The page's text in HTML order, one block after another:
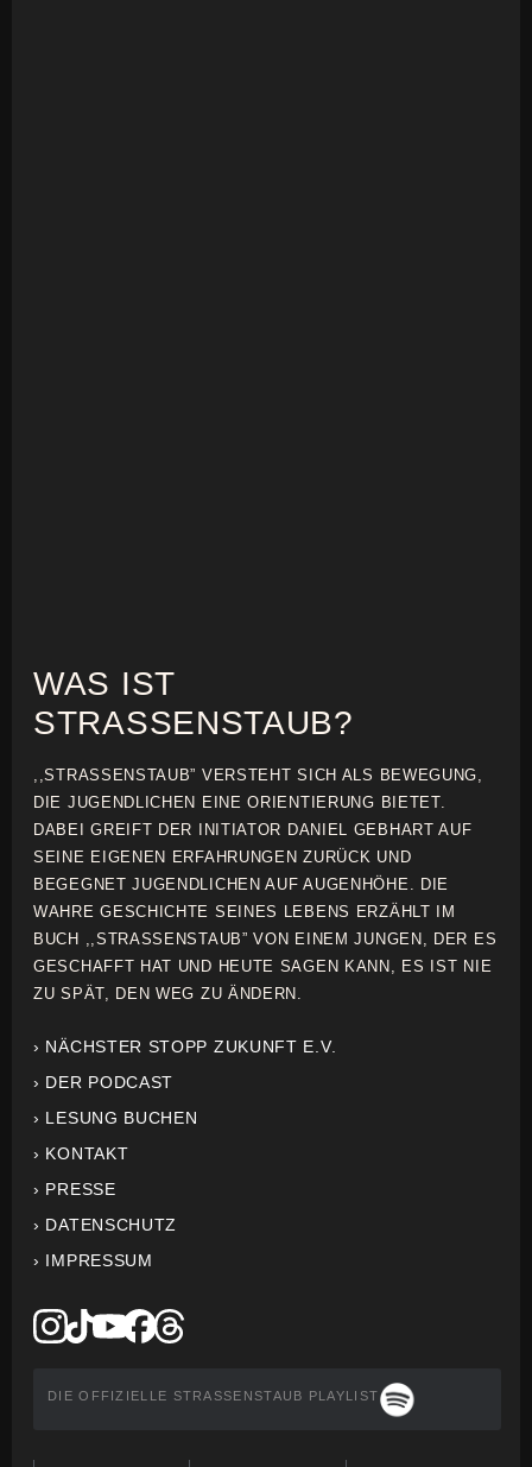
WAS IST
STRASSENSTAUB?
,,STRASSENSTAUB” VERSTEHT SICH ALS BEWEGUNG,
DIE JUGENDLICHEN EINE ORIENTIERUNG BIETET.
DABEI GREIFT DER INITIATOR DANIEL GEBHART AUF
SEINE EIGENEN ERFAHRUNGEN ZURÜCK UND
BEGEGNET JUGENDLICHEN AUF AUGENHÖHE. DIE
WAHRE GESCHICHTE SEINES LEBENS ERZÄHLT IM
BUCH ,,STRASSENSTAUB” VON EINEM JUNGEN, DER ES
GESCHAFFT HAT UND HEUTE SAGEN KANN, ES IST NIE
ZU SPÄT, DEN WEG ZU ÄNDERN.
› NÄCHSTER STOPP ZUKUNFT E.V.
› DER PODCAST
› LESUNG BUCHEN
› KONTAKT
› PRESSE
› DATENSCHUTZ
› IMPRESSUM
DIE OFFIZIELLE STRASSENSTAUB PLAYLIST